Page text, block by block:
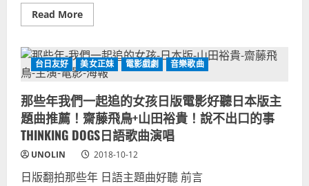
路
人
作
劇
珍
奶
+台
果
冰
合
電
玩
Read MoreRead
more
本
美
女：
池
真
子，
珍
奶
珍
珠
波
霸
奶
台日友好 美女正妹 電影戲劇 音樂歌曲
那些年我們一起追的女孩日版電影好聽日本版主
題曲推薦！齋藤飛鳥+山田裕貴！說不出口的事
THINKING DOGS日語歌曲演唱
UNOLIN 2018-10-12
日版翻拍那些年 日語主題曲好聽 前言